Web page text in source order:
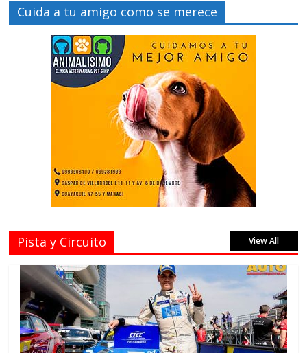
Cuida a tu amigo como se merece
Pista y Circuito View All